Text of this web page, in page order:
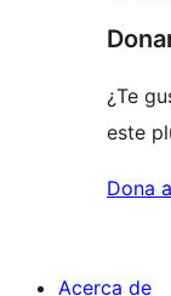
¿Te
este
Dona
Acerca de